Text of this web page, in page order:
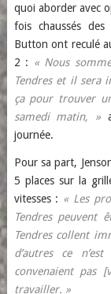
quoi aborder avec
fois chaussés
Button ont reculé
2 : « Nous
Tendres et il sera
ça pour trouver
samedi matin, »
journée.
Pour sa part,
5 places sur la
vitesses : « Les
Tendres peuvent
Tendres collent
d’autres ce
convenaient pas
travailler. »